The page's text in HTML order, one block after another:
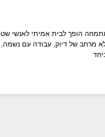
הופך לבית אמיתי לאנשי
מרחב של דיוק, עבודה עם נשמה,